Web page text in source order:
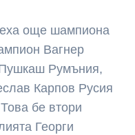
още шампиона
Вагнер
Румъния,
Карпов Русия
бе втори
Георги